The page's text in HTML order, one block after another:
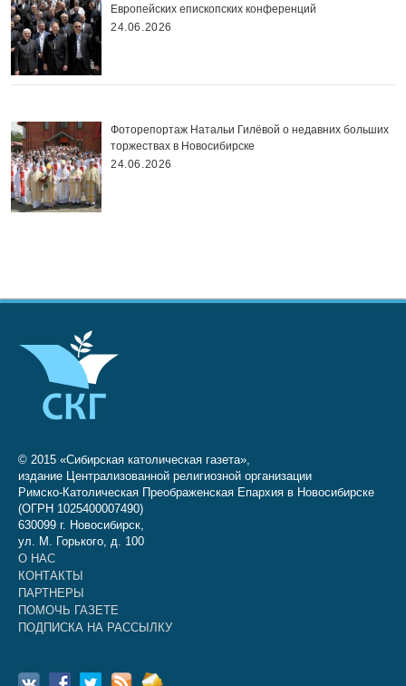
Европейских епископских конференций
24.06.2026
Фоторепортаж Натальи Гилёвой о недавних больших
торжествах в Новосибирске
24.06.2026
© 2015 «Сибирская католическая газета»,
издание Централизованной религиозной организации
Римско-Католическая Преображенская Епархия в Новосибирске
(ОГРН 1025400007490)
630099 г. Новосибирск,
ул. М. Горького, д. 100
О НАС
КОНТАКТЫ
ПАРТНЕРЫ
ПОМОЧЬ ГАЗЕТЕ
ПОДПИСКА НА РАССЫЛКУ